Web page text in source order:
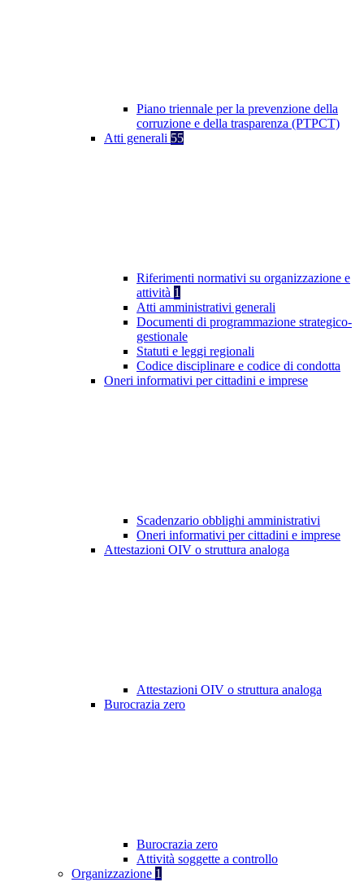
Piano triennale per la prevenzione della
corruzione e della trasparenza (PTPCT)
Atti generali 55
Riferimenti normativi su organizzazione e
attività 1
Atti amministrativi generali
Documenti di programmazione strategico-
gestionale
Statuti e leggi regionali
Codice disciplinare e codice di condotta
Oneri informativi per cittadini e imprese
Scadenzario obblighi amministrativi
Oneri informativi per cittadini e imprese
Attestazioni OIV o struttura analoga
Attestazioni OIV o struttura analoga
Burocrazia zero
Burocrazia zero
Attività soggette a controllo
Organizzazione 1